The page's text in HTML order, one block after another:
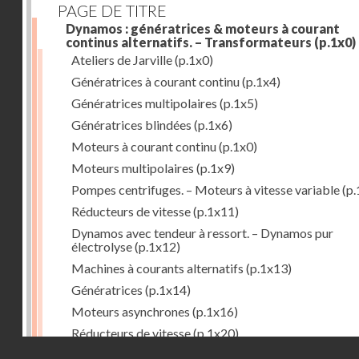
PAGE DE TITRE
Dynamos : génératrices & moteurs à courant
continus alternatifs. – Transformateurs (p.1x0)
Ateliers de Jarville(p.1x0)
Génératrices à courant continu(p.1x4)
Génératrices multipolaires (p.1x5)
Génératrices blindées (p.1x6)
Moteurs à courant continu(p.1x0)
Moteurs multipolaires (p.1x9)
Pompes centrifuges. – Moteurs à vitesse variable
Réducteurs de vitesse(p.1x11)
Dynamos avec tendeur à ressort. – Dynamos pur
électrolyse(p.1x12)
Machines à courants alternatifs (p.1x13)
Génératrices (p.1x14)
Moteurs asynchrones (p.1x16)
Réducteurs de vitesse(p.1x20)